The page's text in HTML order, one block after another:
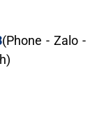
(Phone - Zalo -